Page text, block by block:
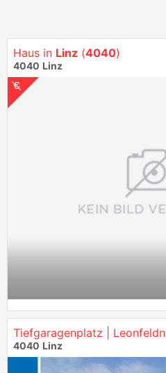
Haus in Linz (4040)
4040 Linz
Tiefgaragenplatz |
4040 Linz